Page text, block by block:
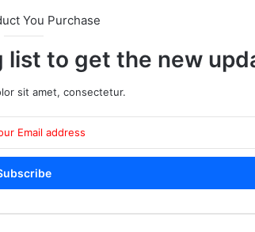
You Purchase
list to get the new
sit amet, consectetur.